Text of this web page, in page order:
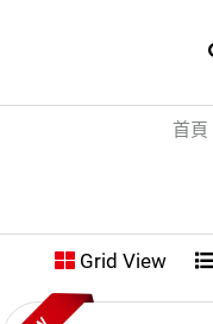
首頁
Grid View